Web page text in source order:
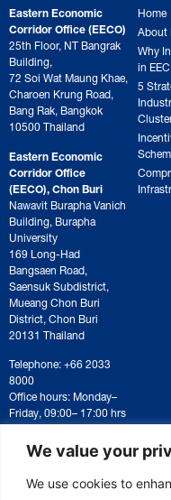
We value your
We use cookies to
Eastern Economic
Corridor Office (EECO)
25th Floor, NT Bangrak
Building,
72 Soi Wat Maung Khae,
Charoen Krung Road,
Bang Rak, Bangkok
10500 Thailand
Eastern Economic
Corridor Office
(EECO), Chon Buri
Nawavit Burapha Vanich
Building, Burapha
University
169 Long-Had
Bangsaen Road,
Saensuk Subdistrict,
Mueang Chon Buri
District, Chon Buri
20131 Thailand
Telephone: +66 2033
8000
Office hours: Monday–
Friday, 09:00– 17:00 hrs
For correspondence or
document submission,
please contact:
saraban@eeco.or.th
Home
About
Why
in EEC
5